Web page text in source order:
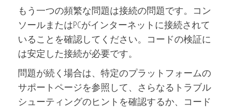
もう一つの頻繁な問題は接続の問題です。コン
ソールまたはPCがインターネットに接続されて
いることを確認してください。コードの検証に
は安定した接続が必要です。
問題が続く場合は、特定のプラットフォームの
サポートページを参照して、さらなるトラブル
シューティングのヒントを確認するか、コード